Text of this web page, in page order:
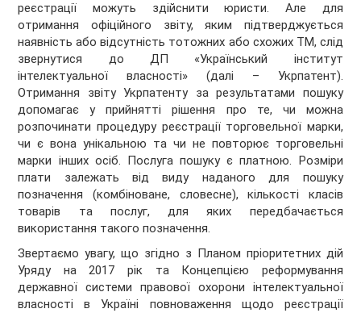
реєстрації можуть здійснити юристи. Але для
отримання офіційного звіту, яким підтверджується
наявність або відсутність тотожних або схожих ТМ, слід
звернутися до ДП «Український інститут
інтелектуальної власності» (далі – Укрпатент).
Отримання звіту Укрпатенту за результатами пошуку
допомагає у прийнятті рішення про те, чи можна
розпочинати процедуру реєстрації торговельної марки,
чи є вона унікальною та чи не повторює торговельні
марки інших осіб. Послуга пошуку є платною. Розміри
плати залежать від виду наданого для пошуку
позначення (комбіноване, словесне), кількості класів
товарів та послуг, для яких передбачається
використання такого позначення.
Звертаємо увагу, що згідно з Планом пріоритетних дій
Уряду на 2017 рік та Концепцією реформування
державної системи правової охорони інтелектуальної
власності в Україні повноваження щодо реєстрації